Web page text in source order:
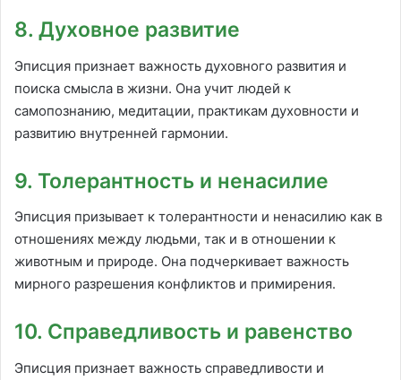
8. Духовное развитие
Эписция признает важность духовного развития и
поиска смысла в жизни. Она учит людей к
самопознанию, медитации, практикам духовности и
развитию внутренней гармонии.
9. Толерантность и ненасилие
Эписция призывает к толерантности и ненасилию как в
отношениях между людьми, так и в отношении к
животным и природе. Она подчеркивает важность
мирного разрешения конфликтов и примирения.
10. Справедливость и равенство
Эписция признает важность справедливости и